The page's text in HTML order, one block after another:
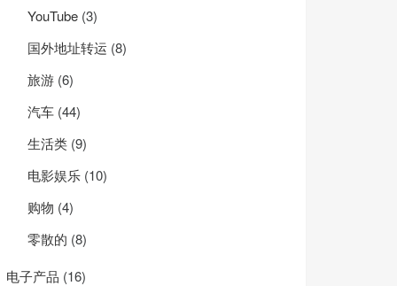
YouTube (3)
国外地址转运 (8)
旅游 (6)
汽车 (44)
生活类 (9)
电影娱乐 (10)
购物 (4)
零散的 (8)
电子产品 (16)